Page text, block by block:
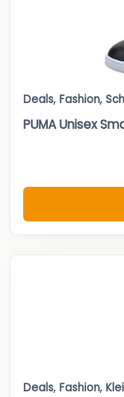
Deals, Fashion,
PUMA Unisex
Deals, Fashion,